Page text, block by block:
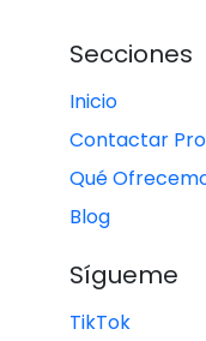
Secciones
Inicio
Contactar
Qué
Blog
Sígueme
TikTok